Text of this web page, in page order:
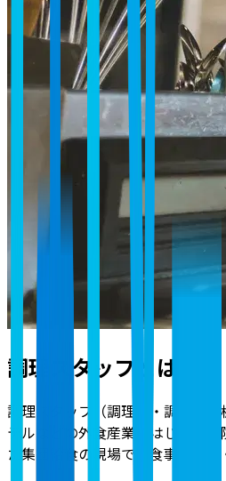
調理スタッフとは？
調理スタッフ（調理員・調理人
テルなどの外食産業をはじめ、
た集団給食の現場で、食事の調